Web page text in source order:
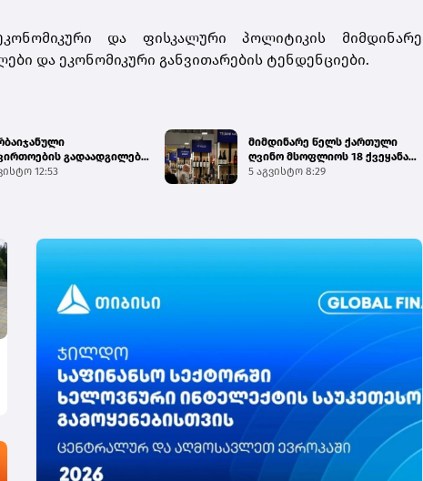
და ფისკალური პოლიტიკის მიმდინარე
და ეკონომიკური განვითარების ტენდენციები.
გადაადგილება
გამშვებ პუნქტებზე
12:53
მიმდინარე წელს ქართული
ღვინო მსოფლიოს 18 ქვეყანაში
გამართულ 140-მდე ღო...
5 აგვისტო 8:29